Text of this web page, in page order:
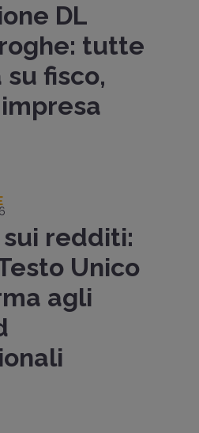
DL
tutte
fisco,
redditi:
Unico
agli